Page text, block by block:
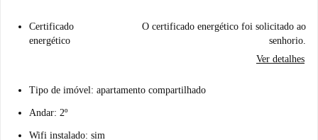
Certificado
energético
O certificado energético foi solicitado ao
senhorio.
Ver detalhes
Tipo de imóvel: apartamento compartilhado
Andar: 2º
Wifi instalado: sim